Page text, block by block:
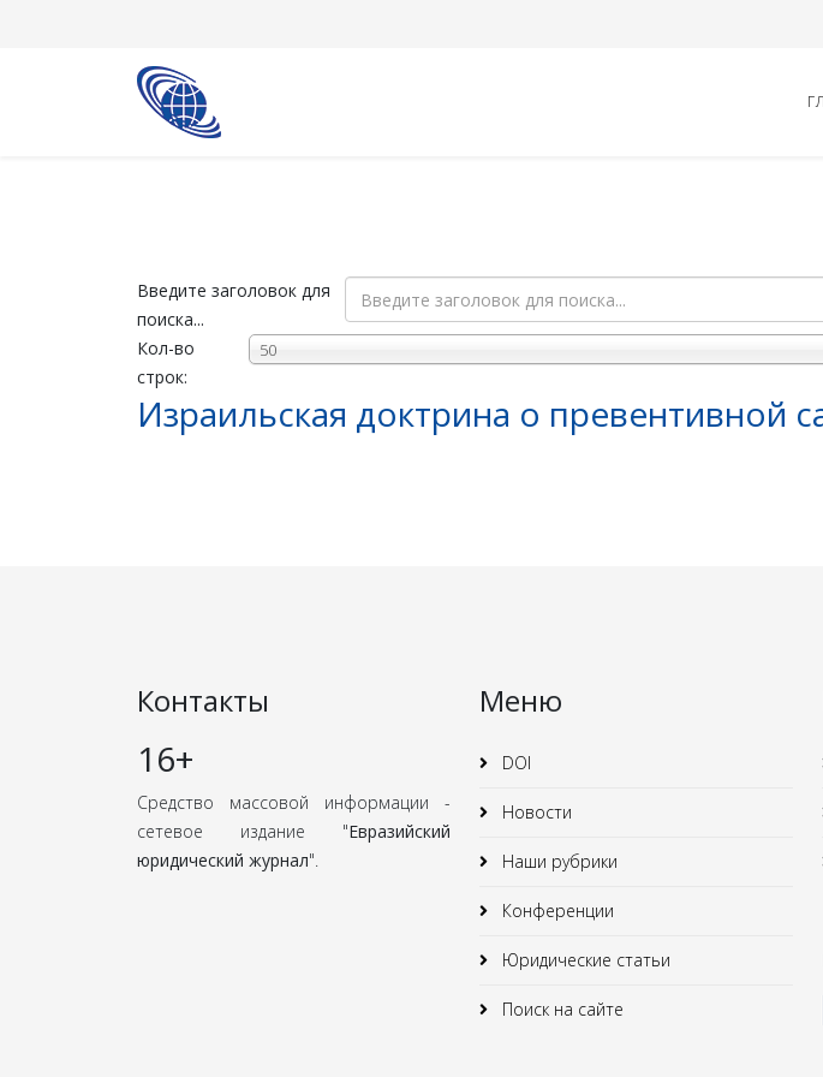
Введите заголовок для
поиска...
Кол-во
строк:
50
Израильская доктрина o
Контакты
16+
Средство массовой информации -
сетевое издание "Евразийский
юридический журнал".
Меню
DOI
Новости
Наши рубрики
Конференции
Юридические статьи
Поиск на сайте